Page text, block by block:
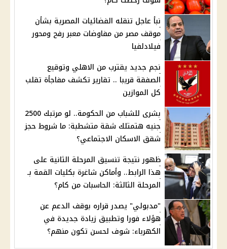
نبأ عاجل تنقله الفضائيات المصرية بشأن
موقف مصر من مفاوضات معبر رفح ومحور
فيلادلفيا
نجم جديد يقترب من الاهلي وتوقيع
الصفقة قريبا .. تقارير تكشف مفاجأة تقلب
كل الموازين
بشرى للشباب من الحكومة.. لو مرتبك 2500
جنيه هتمتلك شقة متشطبة: ما شروط حجز
شقق الاسكان الاجتماعي؟
ظهور نتيجة تنسيق المرحلة الثانية على
هذا الرابط.. وأماكن شاغرة بكليات القمة بـ
المرحلة الثالثة: الحاسبات من كام؟
"مدبولي" يصدر قراره بوقف الدعم عن
هؤلاء فورا وتطبيق زيادة جديدة في
الكهرباء: شوف لحسن تكون منهم؟